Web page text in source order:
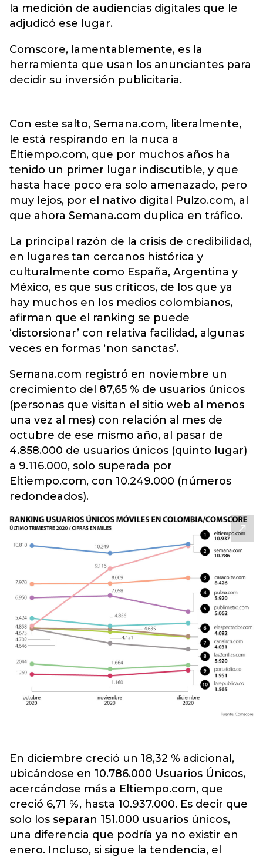
la medición de audiencias digitales que le
adjudicó ese lugar.
Comscore, lamentablemente, es la
herramienta que usan los anunciantes para
decidir su inversión publicitaria.
Con este salto, Semana.com, literalmente,
le está respirando en la nuca a
Eltiempo.com, que por muchos años ha
tenido un primer lugar indiscutible, y que
hasta hace poco era solo amenazado, pero
muy lejos, por el nativo digital Pulzo.com, al
que ahora Semana.com duplica en tráfico.
La principal razón de la crisis de credibilidad,
en lugares tan cercanos histórica y
culturalmente como España, Argentina y
México, es que sus críticos, de los que ya
hay muchos en los medios colombianos,
afirman que el ranking se puede
‘distorsionar’ con relativa facilidad, algunas
veces en formas ‘non sanctas’.
Semana.com registró en noviembre un
crecimiento del 87,65 % de usuarios únicos
(personas que visitan el sitio web al menos
una vez al mes) con relación al mes de
octubre de ese mismo año, al pasar de
4.858.000 de usuarios únicos (quinto lugar)
a 9.116.000, solo superada por
Eltiempo.com, con 10.249.000 (números
redondeados).
En diciembre creció un 18,32 % adicional,
ubicándose en 10.786.000 Usuarios Únicos,
acercándose más a Eltiempo.com, que
creció 6,71 %, hasta 10.937.000. Es decir que
solo los separan 151.000 usuarios únicos,
una diferencia que podría ya no existir en
enero. Incluso, si sigue la tendencia, el